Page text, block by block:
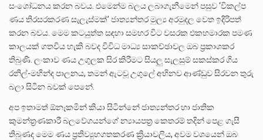
සංශෝධනය කරන බවය. එමෙන්ම බලය ලබාගැනීමෙන් පසුව ‘විකල්ප
ණය තිරසරකරණ සැලැස්මක්’ ජාත්‍යන්තර මුල්‍ය අරමුදල වෙත ඉදිරිපත්
කරන බවය. මෙම කටයුත්ත සඳහා සමහර විට වසරක එකහමාරක පමණ
කාලයක් ගතවිය හැකි බවද විවිධ මාධ්‍ය සාකච්ඡාවල ඔබ ප්‍රකාශකර
තිබුණි. ලංකාව ණය උගුලක සිර කිරීමට සියලු සැලසුම් සකස්කර ගිය
රනිල්-මහින්ද පාලනය, තමන් ඇටවූ උගුලේ අභිනව ආණ්ඩුව සිරවන තුරු
බලා සිටින බවක් පෙනේ.
අප ඉතාමත් ඕනෑකමින් කියා සිටින්නේ ජාත්‍යන්තර හා ජාතික
කුමන්ත්‍රණකාරී බලවේගයන්ගේ න්‍යායපත්‍ර කෙතරම් තදින් පෙළ ගැසී
තිබුණද මෙම ණය ප්‍රතිව්‍යුහගතකරණ ක්‍රියාවලිය, අවම වශයෙන් ඔබ